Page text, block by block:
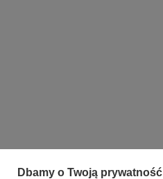
Dbamy o Twoją prywatność